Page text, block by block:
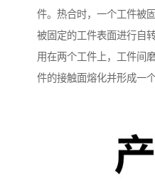
件。热合时，一个工件被
被固定的工件表面进行自
用在两个工件上，工件间
件的接触面熔化并形成一